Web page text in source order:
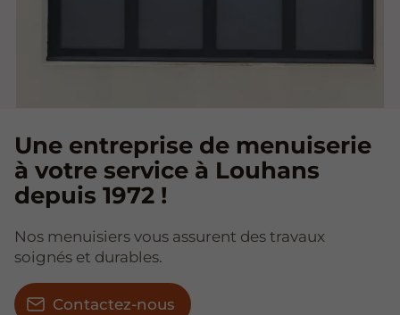
Une entreprise de menuiserie
à votre service à Louhans
depuis 1972 !
Nos menuisiers vous assurent des travaux
soignés et durables.
Contactez-nous